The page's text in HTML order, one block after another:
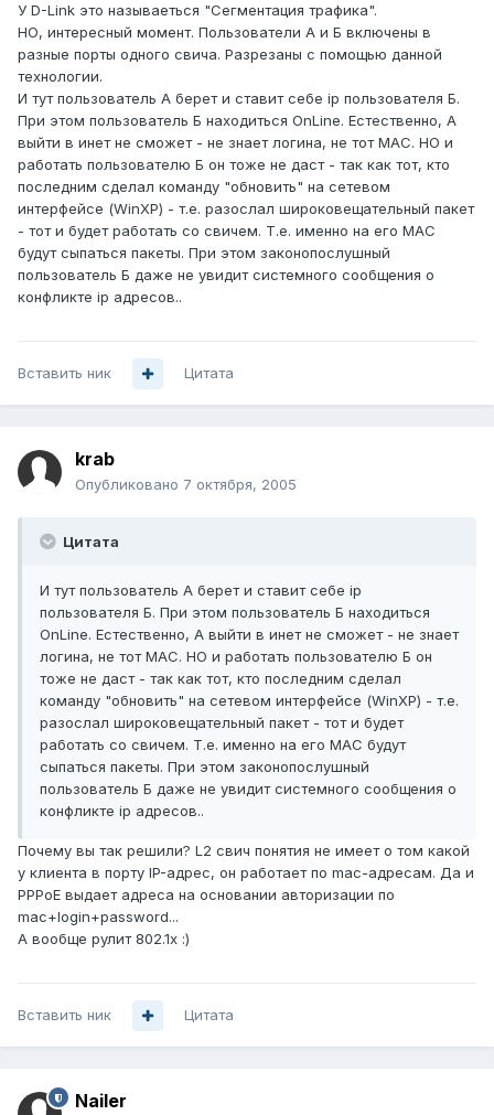
У D-Link это называеться "Сегментация трафика".
НО, интересный момент. Пользователи А и Б включены в
разные порты одного свича. Разрезаны с помощью данной
технологии.
И тут пользователь А берет и ставит себе ip пользователя Б.
При этом пользователь Б находиться OnLine. Естественно, А
выйти в инет не сможет - не знает логина, не тот МАС. НО и
работать пользователю Б он тоже не даст - так как тот, кто
последним сделал команду "обновить" на сетевом
интерфейсе (WinXP) - т.е. разослал широковещательный пакет
- тот и будет работать со свичем. Т.е. именно на его MAC
будут сыпаться пакеты. При этом законопослушный
пользователь Б даже не увидит системного сообщения о
конфликте ip адресов..
Вставить ник Цитата
krab
Опубликовано 7 октября, 2005
Цитата
И тут пользователь А берет и ставит себе ip
пользователя Б. При этом пользователь Б находиться
OnLine. Естественно, А выйти в инет не сможет - не знает
логина, не тот МАС. НО и работать пользователю Б он
тоже не даст - так как тот, кто последним сделал
команду "обновить" на сетевом интерфейсе (WinXP) - т.е.
разослал широковещательный пакет - тот и будет
работать со свичем. Т.е. именно на его MAC будут
сыпаться пакеты. При этом законопослушный
пользователь Б даже не увидит системного сообщения о
конфликте ip адресов..
Почему вы так решили? L2 свич понятия не имеет о том какой
у клиента в порту IP-адрес, он работает по mac-адресам. Да и
PPPoE выдает адреса на основании авторизации по
mac+login+password...
А вообще рулит 802.1x :)
Вставить ник Цитата
Nailer